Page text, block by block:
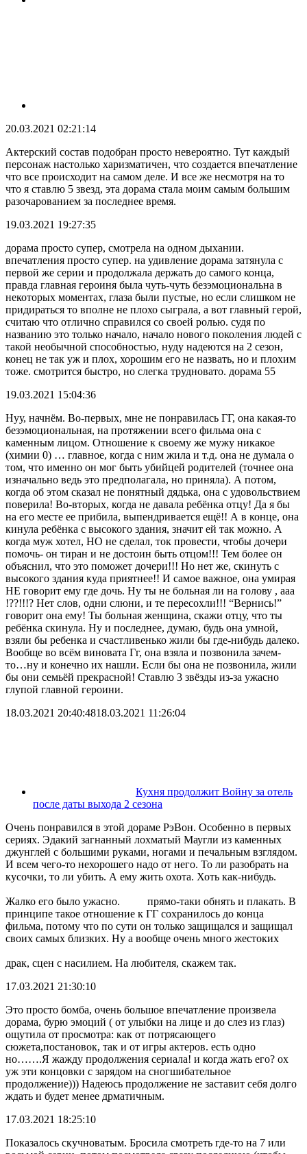
20.03.2021 02:21:14
Актерский состав подобран просто невероятно. Тут каждый
персонаж настолько харизматичен, что создается впечатление
что все происходит на самом деле. И все же несмотря на то
что я ставлю 5 звезд, эта дорама стала моим самым большим
разочарованием за последнее время.
19.03.2021 19:27:35
дорама просто супер, смотрела на одном дыхании.
впечатления просто супер. на удивление дорама затянула с
первой же серии и продолжала держать до самого конца,
правда главная героиня была чуть-чуть безэмоциональна в
некоторых моментах, глаза были пустые, но если слишком не
придираться то вполне не плохо сыграла, а вот главный герой,
считаю что отлично справился со своей ролью. судя по
названию это только начало, начало нового поколения людей с
такой необычной способностью, нуду надеются на 2 сезон,
конец не так уж и плох, хорошим его не назвать, но и плохим
тоже. смотрится быстро, но слегка трудновато. дорама 55
19.03.2021 15:04:36
Нуу, начнём. Во-первых, мне не понравилась ГГ, она какая-то
безэмоциональная, на протяжении всего фильма она с
каменным лицом. Отношение к своему же мужу никакое
(химии 0) … главное, когда с ним жила и т.д. она не думала о
том, что именно он мог быть убийцей родителей (точнее она
изначально ведь это предполагала, но приняла). А потом,
когда об этом сказал не понятный дядька, она с удовольствием
поверила! Во-вторых, когда не давала ребёнка отцу! Да я бы
на его месте ее прибила, выпендривается ещё!! А в конце, она
кинула ребёнка с высокого здания, значит ей так можно. А
когда муж хотел, НО не сделал, ток провести, чтобы дочери
помочь- он тиран и не достоин быть отцом!!! Тем более он
объяснил, что это поможет дочери!!! Но нет же, скинуть с
высокого здания куда приятнее!! И самое важное, она умирая
НЕ говорит ему где дочь. Ну ты не больная ли на голову , ааа
!??!!!? Нет слов, одни слюни, и те пересохли!!! “Вернись!”
говорит она ему! Ты больная женщина, скажи отцу, что ты
ребёнка скинула. Ну и последнее, думаю, будь она умной,
взяли бы ребенка и счастливенько жили бы где-нибудь далеко.
Вообще во всём виновата Гг, она взяла и позвонила зачем-
то…ну и конечно их нашли. Если бы она не позвонила, жили
бы они семьёй прекрасной! Ставлю 3 звёзды из-за ужасно
глупой главной героини.
18.03.2021 20:40:4818.03.2021 11:26:04
Кухня продолжит Войну за отель
после даты выхода 2 сезона
Очень понравился в этой дораме РэВон. Особенно в первых
сериях. Эдакий загнанный лохматый Маугли из каменных
джунглей с большими руками, ногами и печальным взглядом.
И всем чего-то нехорошего надо от него. То ли разобрать на
кусочки, то ли убить. А ему жить охота. Хоть как-нибудь.
Жалко его было ужасно.
прямо-таки обнять и плакать. В
принципе такое отношение к ГГ сохранилось до конца
фильма, потому что по сути он только защищался и защищал
своих самых близких. Ну а вообще очень много жестоких
драк, сцен с насилием. На любителя, скажем так.
17.03.2021 21:30:10
Это просто бомба, очень большое впечатление произвела
дорама, бурю эмоций ( от улыбки на лице и до слез из глаз)
ощутила от просмотра: как от потрясающего
сюжета,постановок, так и от игры актеров. есть одно
но…….Я жажду продолжения сериала! и когда жать его? ох
уж эти концовки с зарядом на сногшибательное
продолжение))) Надеюсь продолжение не заставит себя долго
ждать и будет менее дрматичным.
17.03.2021 18:25:10
Показалось скучноватым. Бросила смотреть где-то на 7 или